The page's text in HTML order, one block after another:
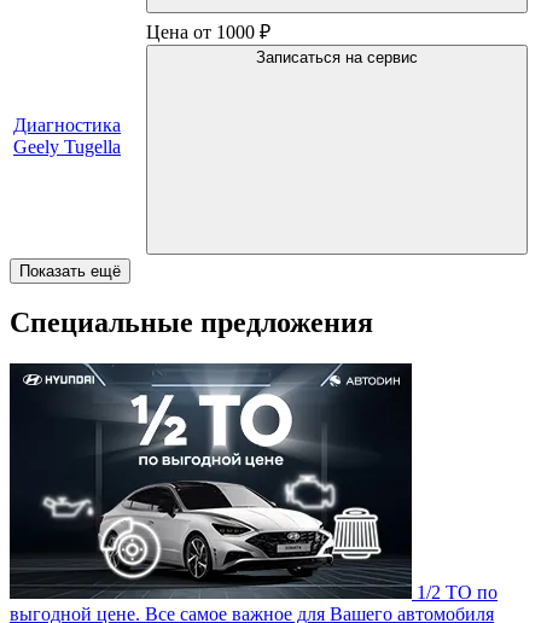
Диагностика
Geely Tugella
Цена от 1000 ₽
Записаться на сервис
Показать ещё
Специальные предложения
1/2 ТО по
выгодной цене. Все самое важное для Вашего автомобиля